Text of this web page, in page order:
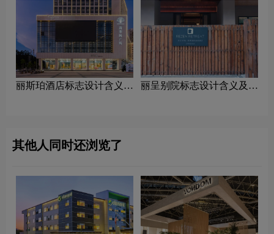
丽斯珀酒店标志设计含义及
丽呈别院标志设计含义及酒
其他人同时还浏览了